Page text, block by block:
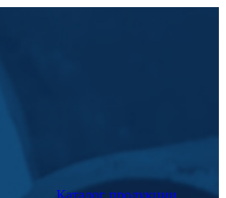
Каталог продукции